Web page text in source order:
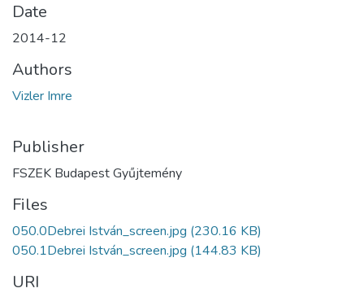
Date
2014-12
Authors
Vizler Imre
Publisher
FSZEK Budapest Gyűjtemény
Files
050.0Debrei István_screen.jpg (230.16 KB)
050.1Debrei István_screen.jpg (144.83 KB)
URI